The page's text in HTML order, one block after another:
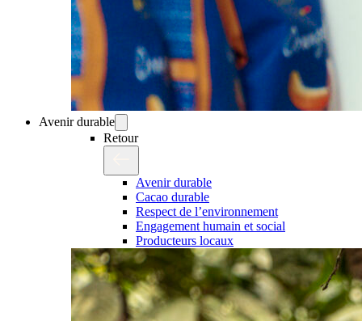
Avenir durable
Retour
Avenir durable
Cacao durable
Respect de l’environnement
Engagement humain et social
Producteurs locaux